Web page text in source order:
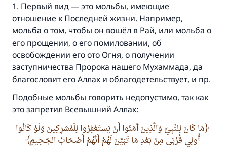
1. Первый вид— это мольбы, имеющие
отношение к Последней жизни. Например,
мольба о том, чтобы он вошёл в Рай, или мольба о
его прощении, о его помиловании, об
освобождении его ото Огня, о получении
заступничества Пророка нашего Мухаммада, да
благословит его Аллах и облагодетельствует, и пр.
Подобные мольбы говорить недопустимо, так как
это запретил Всевышний Аллах:
مَا كَانَ لِلنَّبِيِّ وَالَّذِينَ آَمَنُوا أَنْ يَسْتَغْفِرُوا لِلْمُشْرِكِينَ وَلَوْ كَانُوا
أُولِي قُرْبَى مِنْ بَعْدِ مَا تَبَيَّنَ لَهُمْ أَنَّهُمْ أَصْحَابُ الْجَحِيمِ